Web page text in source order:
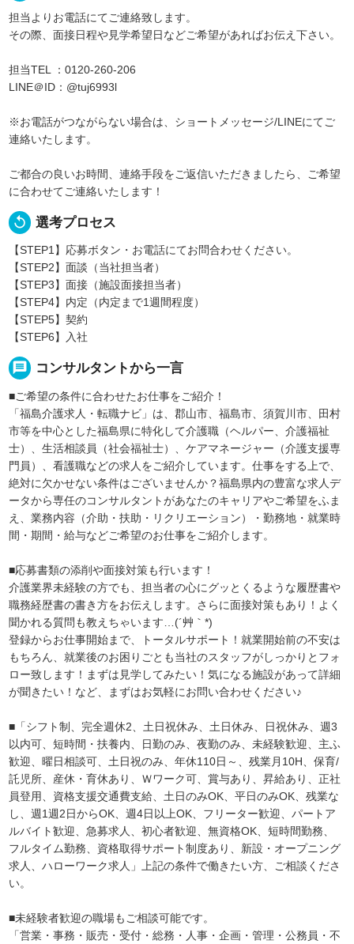
担当よりお電話にてご連絡致します。
その際、面接日程や見学希望日などご希望があればお伝え下さい。
担当TEL ：0120-260-206
LINE＠ID：@tuj6993l
※お電話がつながらない場合は、ショートメッセージ/LINEにてご
連絡いたします。
ご都合の良いお時間、連絡手段をご返信いただきましたら、ご希望
に合わせてご連絡いたします！
replay 選考プロセス
【STEP1】応募ボタン・お電話にてお問合わせください。
【STEP2】面談（当社担当者）
【STEP3】面接（施設面接担当者）
【STEP4】内定（内定まで1週間程度）
【STEP5】契約
【STEP6】入社
message コンサルタントから一言
■ご希望の条件に合わせたお仕事をご紹介！
「福島介護求人・転職ナビ」は、郡山市、福島市、須賀川市、田村
市等を中心とした福島県に特化して介護職（ヘルパー、介護福祉
士）、生活相談員（社会福祉士）、ケアマネージャー（介護支援専
門員）、看護職などの求人をご紹介しています。仕事をする上で、
絶対に欠かせない条件はございませんか？福島県内の豊富な求人デ
ータから専任のコンサルタントがあなたのキャリアやご希望をふま
え、業務内容（介助・扶助・リクリエーション）・勤務地・就業時
間・期間・給与などご希望のお仕事をご紹介します。
■応募書類の添削や面接対策も行います！
介護業界未経験の方でも、担当者の心にグッとくるような履歴書や
職務経歴書の書き方をお伝えします。さらに面接対策もあり！よく
聞かれる質問も教えちゃいます…(´艸｀*)
登録からお仕事開始まで、トータルサポート！就業開始前の不安は
もちろん、就業後のお困りごとも当社のスタッフがしっかりとフォ
ロー致します！まずは見学してみたい！気になる施設があって詳細
が聞きたい！など、まずはお気軽にお問い合わせください♪
■「シフト制、完全週休2、土日祝休み、土日休み、日祝休み、週3
以内可、短時間・扶養内、日勤のみ、夜勤のみ、未経験歓迎、主ふ
歓迎、曜日相談可、土日祝のみ、年休110日～、残業月10H、保育/
託児所、産休・育休あり、Ｗワーク可、賞与あり、昇給あり、正社
員登用、資格支援交通費支給、土日のみOK、平日のみOK、残業な
し、週1週2日からOK、週4日以上OK、フリーター歓迎、パートア
ルバイト歓迎、急募求人、初心者歓迎、無資格OK、短時間勤務、
フルタイム勤務、資格取得サポート制度あり、新設・オープニング
求人、ハローワーク求人」上記の条件で働きたい方、ご相談くださ
い。
■未経験者歓迎の職場もご相談可能です。
「営業・事務・販売・受付・総務・人事・企画・管理・公務員・不